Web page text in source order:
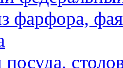
фарфора,
посуда,